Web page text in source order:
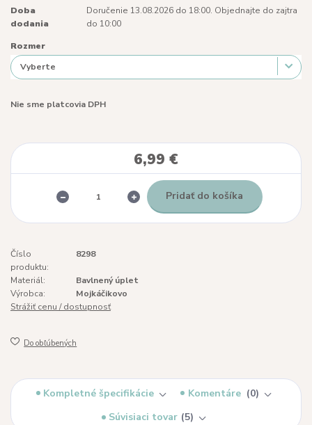
Doba
dodania
Doručenie 13.08.2026 do 18:00. Objednajte do zajtra
do 10:00
Rozmer
Nie sme platcovia DPH
6,99 €
Pridať do košíka
Číslo
produktu:
8298
Materiál:
Bavlnený úplet
Výrobca:
Mojkáčikovo
Strážiť cenu / dostupnosť
Do obľúbených
Kompletné špecifikácie Komentáre
0
Súvisiaci tovar 5